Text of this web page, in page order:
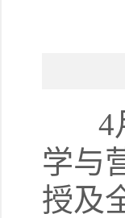
4月
学与
授及